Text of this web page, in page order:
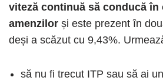
viteză continuă să conducă în
amenzilor și este prezent în
deși a scăzut cu 9,43%.
să nu fi trecut ITP sau să ai